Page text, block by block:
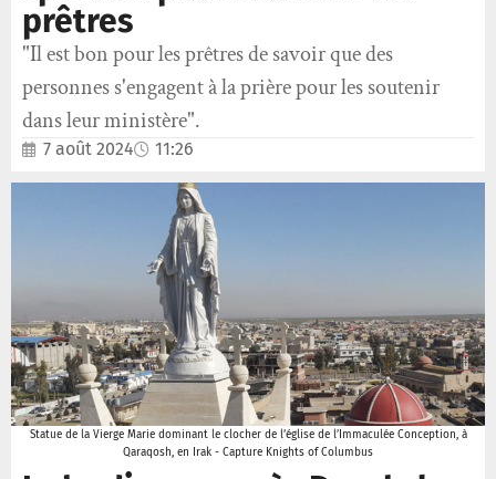
prêtres
"Il est bon pour les prêtres de savoir que des
personnes s'engagent à la prière pour les soutenir
dans leur ministère".
7 août 2024 11:26
Statue de la Vierge Marie dominant le clocher de l’église de l’Immaculée Conception, à
Qaraqosh, en Irak - Capture Knights of Columbus